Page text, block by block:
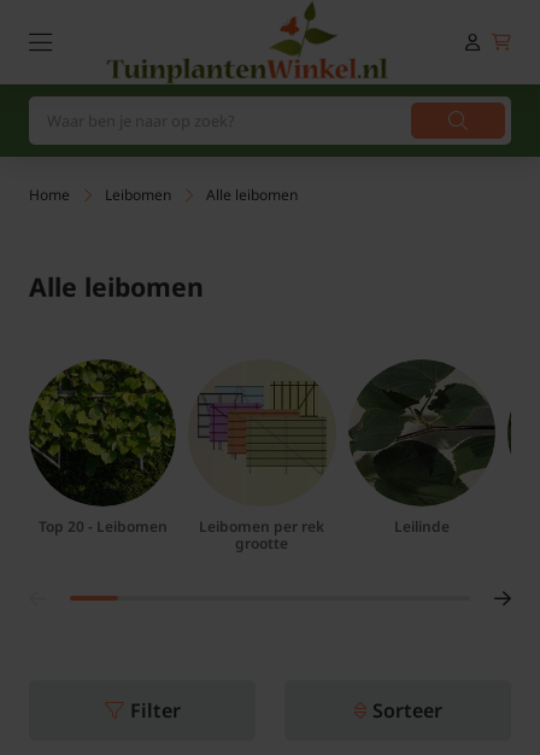
Home Leibomen Alle leibomen
Alle leibomen
Top 20 - Leibomen
Leibomen per rek
grootte
Leilinde
Filter Sorteer